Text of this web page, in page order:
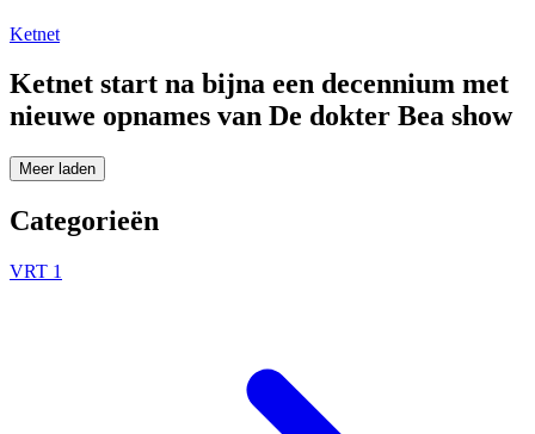
Ketnet
Ketnet start na bijna een decennium met
nieuwe opnames van De dokter Bea show
Meer laden
Categorieën
VRT 1